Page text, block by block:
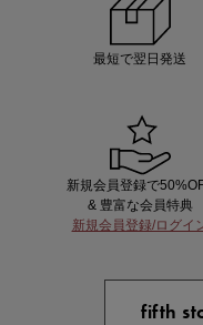
買えば買うほどお得! 最大半額ク
最短で翌日発送
新規会員登録で
& 豊富な会員特典
新規会員登録/ログイ
fifth